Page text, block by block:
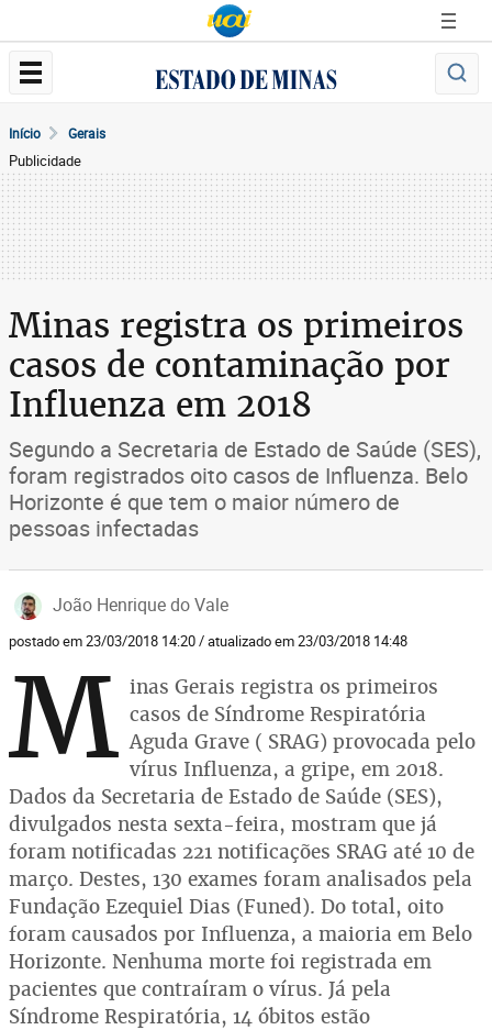
Início Gerais
Publicidade
Minas registra os primeiros
casos de contaminação por
Influenza em 2018
Segundo a Secretaria de Estado de Saúde (SES),
foram registrados oito casos de Influenza. Belo
Horizonte é que tem o maior número de
pessoas infectadas
João Henrique do Vale
postado em 23/03/2018 14:20 / atualizado em 23/03/2018 14:48
M inas Gerais registra os primeiros
casos de Síndrome Respiratória
Aguda Grave ( SRAG) provocada pelo
vírus Influenza, a gripe, em 2018.
Dados da Secretaria de Estado de Saúde (SES),
divulgados nesta sexta-feira, mostram que já
foram notificadas 221 notificações SRAG até 10 de
março. Destes, 130 exames foram analisados pela
Fundação Ezequiel Dias (Funed). Do total, oito
foram causados por Influenza, a maioria em Belo
Horizonte. Nenhuma morte foi registrada em
pacientes que contraíram o vírus. Já pela
Síndrome Respiratória, 14 óbitos estão